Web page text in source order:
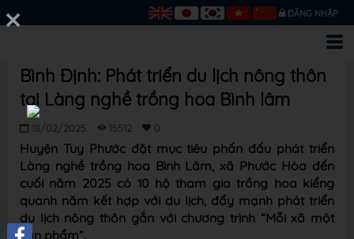
ĐĂNG NHẬP
Bình Định: Phát triển du lịch nông thôn
tại Làng nghề trồng hoa Bình lâm
18/02/2025 15512 0
Huyện Tuy Phước đặt mục tiêu phấn đấu phát triển
Làng nghề trồng hoa Bình Lâm, xã Phước Hòa đến
cuối năm 2025 có 10 hộ tham gia trồng hoa kiểng
quanh năm kết hợp với du lịch, đẩy mạnh phát triển
du lịch nông thôn gắn với chương trình “Mỗi xã một
sản phẩm”.